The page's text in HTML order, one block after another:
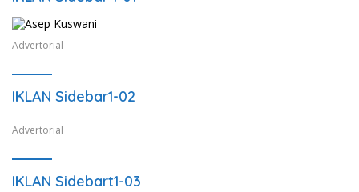
Advertorial
IKLAN Sidebar1-02
Advertorial
IKLAN Sidebart1-03